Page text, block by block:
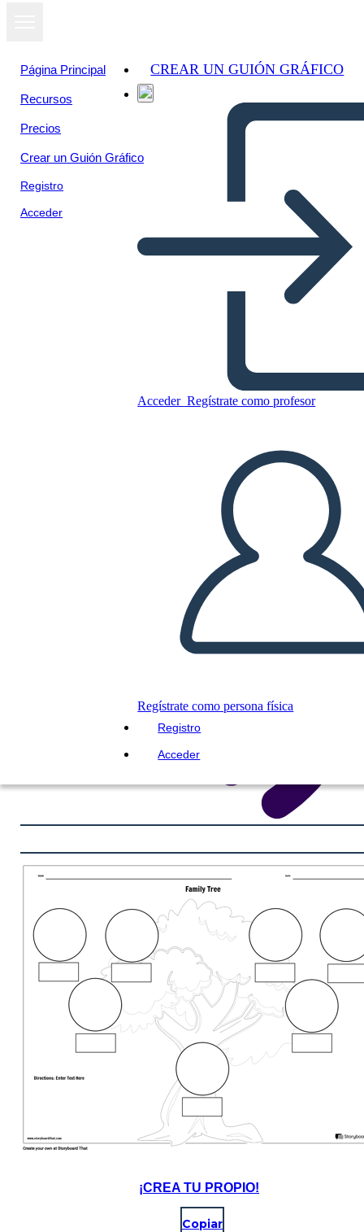
Página Principal
Recursos
Precios
Crear un Guión Gráfico
Registro
Acceder
CREAR UN GUIÓN GRÁFICO
Acceder Regístrate como profesor
Regístrate como persona física
Registro
Acceder
Copie este guión gráfico
JUEGO DE DIAPOSITIVAS
LEERME
Ver como
presentación
¡CREA TU PROPIO!
Copiar